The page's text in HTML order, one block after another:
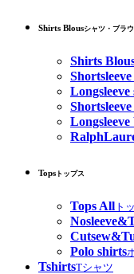
Shirts Blousシャツ・ブラ
Shirts
Longsleeve
Longsleeve
Tops トップス
Tops All ト
Polo shirts
TshirtsTシャツ